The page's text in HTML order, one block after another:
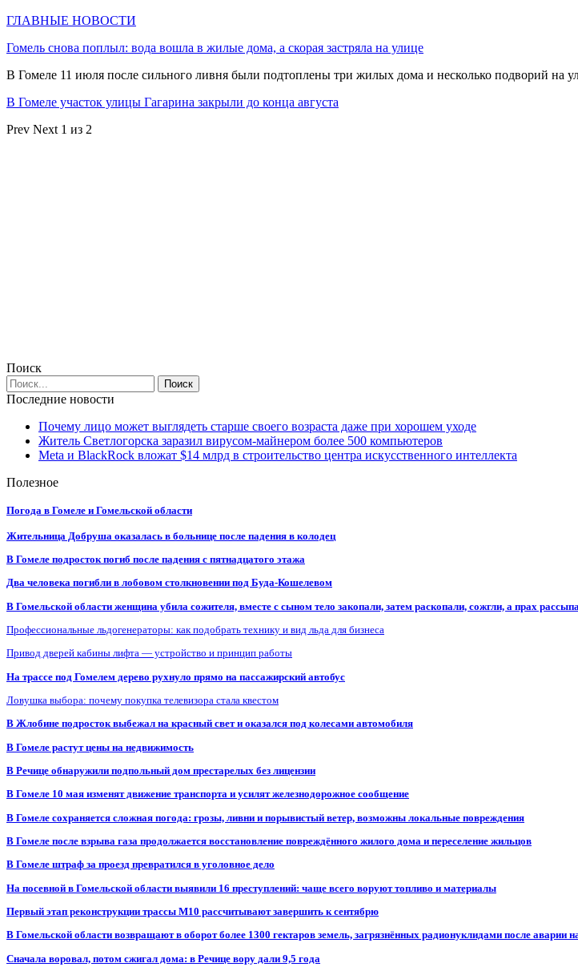
ГЛАВНЫЕ НОВОСТИ
Гомель снова поплыл: вода вошла в жилые дома, а скорая застряла на улице
В Гомеле 11 июля после сильного ливня были подтоплены три жилых дома и несколько подворий на
В Гомеле участок улицы Гагарина закрыли до конца августа
Prev Next 1 из 2
Поиск
Последние новости
Почему лицо может выглядеть старше своего возраста даже при хорошем уходе
Житель Светлогорска заразил вирусом-майнером более 500 компьютеров
Meta и BlackRock вложат $14 млрд в строительство центра искусственного интеллекта
Полезное
Погода в Гомеле и Гомельской области
Жительница Добруша оказалась в больнице после падения в колодец
В Гомеле подросток погиб после падения с пятнадцатого этажа
Два человека погибли в лобовом столкновении под Буда-Кошелевом
В Гомельской области женщина убила сожителя, вместе с сыном тело закопали, затем раскопали, сожгли, а прах
Профессиональные льдогенераторы: как подобрать технику и вид льда для бизнеса
Привод дверей кабины лифта — устройство и принцип работы
На трассе под Гомелем дерево рухнуло прямо на пассажирский автобус
Ловушка выбора: почему покупка телевизора стала квестом
В Жлобине подросток выбежал на красный свет и оказался под колесами автомобиля
В Гомеле растут цены на недвижимость
В Речице обнаружили подпольный дом престарелых без лицензии
В Гомеле 10 мая изменят движение транспорта и усилят железнодорожное сообщение
В Гомеле сохраняется сложная погода: грозы, ливни и порывистый ветер, возможны локальные повреждения
В Гомеле после взрыва газа продолжается восстановление повреждённого жилого дома и переселение жильцов
В Гомеле штраф за проезд превратился в уголовное дело
На посевной в Гомельской области выявили 16 преступлений: чаще всего воруют топливо и материалы
Первый этап реконструкции трассы М10 рассчитывают завершить к сентябрю
В Гомельской области возвращают в оборот более 1300 гектаров земель, загрязнённых радионуклидами после
Сначала воровал, потом сжигал дома: в Речице вору дали 9,5 года